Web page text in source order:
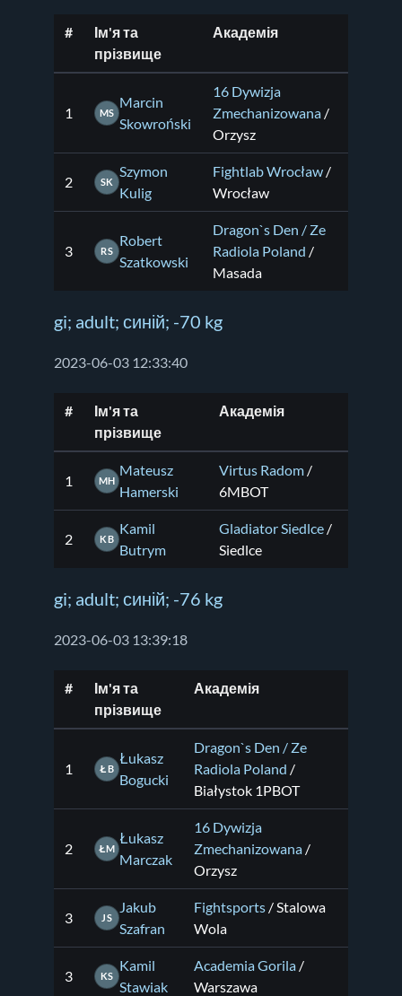
#
Ім'я та
прізвище
Академія
1 MS
Marcin
Skowroński
16 Dywizja
Zmechanizowana /
Orzysz
2 SK
Szymon
Kulig
Fightlab Wrocław /
Wrocław
3 RS
Robert
Szatkowski
Dragon`s Den / Ze
Radiola Poland /
Masada
gi; adult; синій; -70 kg
2023-06-03 12:33:40
#
Ім'я та
прізвище
Академія
1 MH
Mateusz
Hamerski
Virtus Radom /
6MBOT
2 KB
Kamil
Butrym
Gladiator Siedlce /
Siedlce
gi; adult; синій; -76 kg
2023-06-03 13:39:18
#
Ім'я та
прізвище
Академія
1 ŁB
Łukasz
Bogucki
Dragon`s Den / Ze
Radiola Poland /
Białystok 1PBOT
2 ŁM
Łukasz
Marczak
16 Dywizja
Zmechanizowana /
Orzysz
3 JS
Jakub
Szafran
Fightsports / Stalowa
Wola
3 KS
Kamil
Stawiak
Academia Gorila /
Warszawa